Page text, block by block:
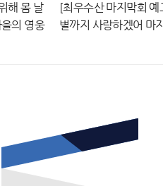
해 몸 날
의 영웅
[최우수산 마지막회 예
별까지 사랑하겠어 마